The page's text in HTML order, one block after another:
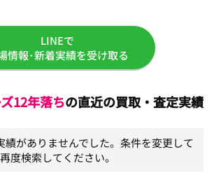
LINEで
情報･新着実績を受け取る
12年落ちの直近の買取・査定実績
績がありませんでした。条件を変更して
再度検索してください。